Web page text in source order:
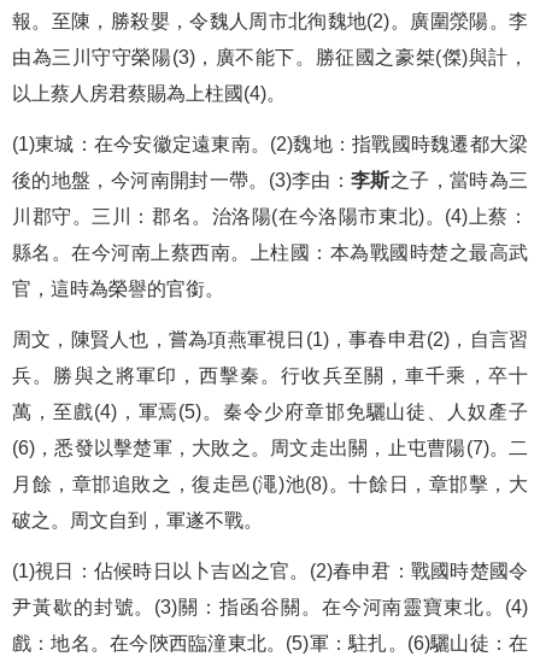
報。至陳，勝殺嬰，令魏人周市北徇魏地(2)。廣圍滎陽。李
由為三川守守榮陽(3)，廣不能下。勝征國之豪桀(傑)與計，
以上蔡人房君蔡賜為上柱國(4)。
(1)東城：在今安徽定遠東南。(2)魏地：指戰國時魏遷都大梁
後的地盤，今河南開封一帶。(3)李由：李斯之子，當時為三
川郡守。三川：郡名。治洛陽(在今洛陽市東北)。(4)上蔡：
縣名。在今河南上蔡西南。上柱國：本為戰國時楚之最高武
官，這時為榮譽的官銜。
周文，陳賢人也，嘗為項燕軍視日(1)，事春申君(2)，自言習
兵。勝與之將軍印，西擊秦。行收兵至關，車千乘，卒十
萬，至戲(4)，軍焉(5)。秦令少府章邯免驪山徒、人奴產子
(6)，悉發以擊楚軍，大敗之。周文走出關，止屯曹陽(7)。二
月餘，章邯追敗之，復走邑(澠)池(8)。十餘日，章邯擊，大
破之。周文自到，軍遂不戰。
(1)視日：佔候時日以卜吉凶之官。(2)春申君：戰國時楚國令
尹黃歇的封號。(3)關：指函谷關。在今河南靈寶東北。(4)
戲：地名。在今陝西臨潼東北。(5)軍：駐扎。(6)驪山徒：在